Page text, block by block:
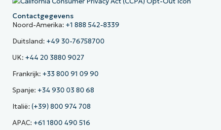
Contactgegevens
Noord-Amerika: +1 888 542-8339
Duitsland: +49 30-76758700
UK: +44 20 3880 9027
Frankrijk: +33 800 91 09 90
Spanje: +34 930 03 80 68
Italië: (+39) 800 974 708
APAC: +61 1800 490 516